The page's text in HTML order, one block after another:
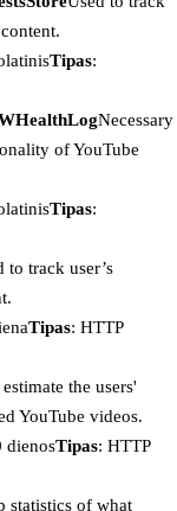
Tipas:
Necessary
of YouTube
Tipas:
to track user’s
Tipas: HTTP
the users'
YouTube videos.
dienosTipas: HTTP
statistics of what